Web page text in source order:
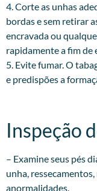
4. Corte as unhas
bordas e sem retirar
encravada ou
rapidamente a fim de
5. Evite fumar. O
e predispões a
Inspeção
– Examine seus pés
unha,
anormalidades.